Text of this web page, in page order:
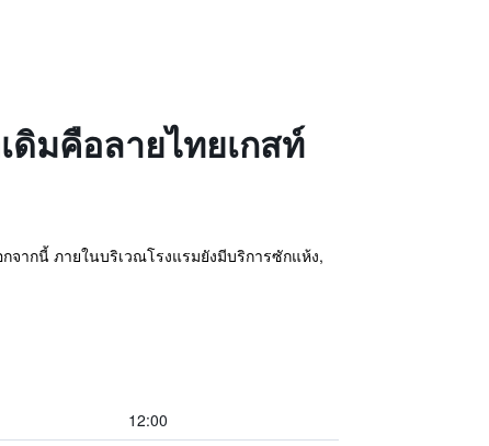
ดิมคือลายไทยเกสท์
ากนี้ ภายในบริเวณโรงแรมยังมีบริการซักแห้ง,
12:00